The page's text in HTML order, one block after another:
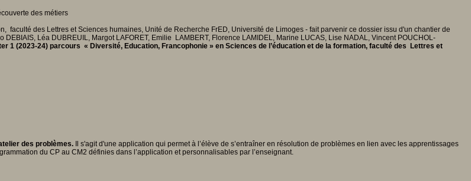
faculté des Lettres et Sciences humaines, Unité de Recherche FrED, Université de Limoges - fait parvenir ce dossier issu d'un chantier de
Léa DUBREUIL, Margot LAFORET, Emilie LAMBERT, Florence LAMIDEL, Marine LUCAS, Lise NADAL, Vincent POUCHOL-
1 (2023-24) parcours « Diversité, Education, Francophonie » en Sciences de l’éducation et de la formation, faculté des Lettres et
des problèmes. Il s'agit d'une application qui permet à l’élève de s’entraîner en résolution de problèmes en lien avec les apprentissages
du CP au CM2 définies dans l’application et personnalisables par l’enseignant.